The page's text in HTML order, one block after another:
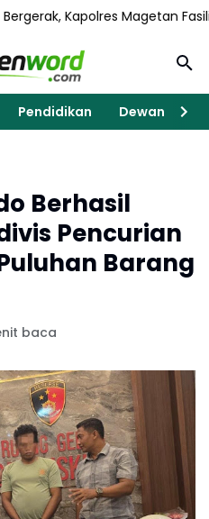
Magetan Fasilitasi Audiensi
Pendidikan Dewan
Berhasil
Pencurian
Barang
baca